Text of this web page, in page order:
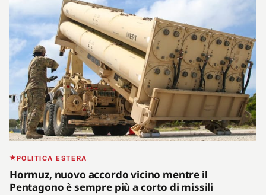
POLITICA ESTERA
Hormuz, nuovo accordo vicino mentre il
Pentagono è sempre più a corto di missili